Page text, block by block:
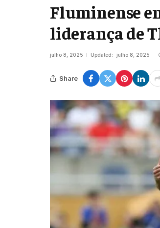
Fluminense
liderança de
julho 8, 2025 Updated: julho 8, 2025
Share